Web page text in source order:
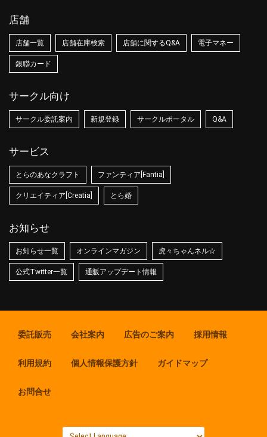
店舗
店舗一覧 店舗在庫検索 店舗に関するQ&A 電子マネー
銀聯カード
サークル向け
サークル委託案内 新規登録 サークルポータル Q&A
サービス
とらのあなクラフト ファンティア[Fantia]
クリエイティア[Creatia] とら婚
お知らせ
お知らせ一覧 オンラインマガジン 虎々ちゃんネル☆
公式Twitter一覧 通販アップデート情報
委託販売 会社案内 広告のご案内 採用情報
利用規約 個人情報保護方針 ガイドマップ
お問合せ